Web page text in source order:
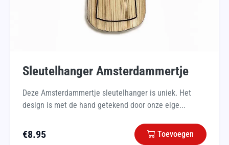
Sleutelhanger Amsterdammertje
Deze Amsterdammertje sleutelhanger is uniek. Het
design is met de hand getekend door onze eige...
€8.95 Toevoegen